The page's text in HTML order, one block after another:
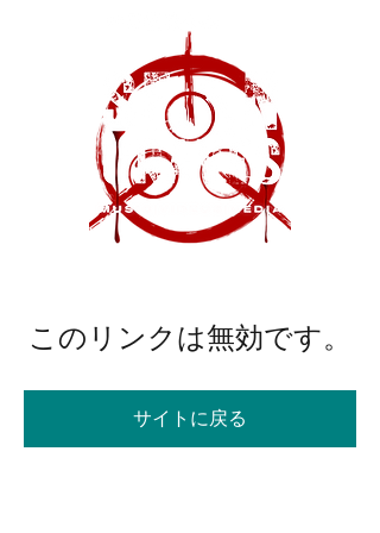
このリンクは無効です。
サイトに戻る